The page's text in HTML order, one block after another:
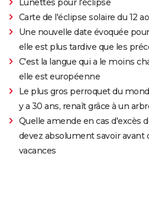
Lunettes pour l'éclipse
Carte de l'éclipse solaire du 12
Une nouvelle date évoquée
elle est plus tardive que les
C'est la langue qui a le moins
elle est européenne
Le plus gros perroquet du
y a 30 ans, renaît grâce à un
Quelle amende en cas d'excès
devez absolument savoir avant
vacances